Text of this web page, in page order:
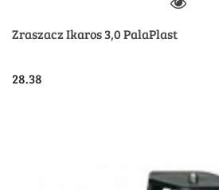
Zraszacz Ikaros 3,0 PalaPlast
28.38